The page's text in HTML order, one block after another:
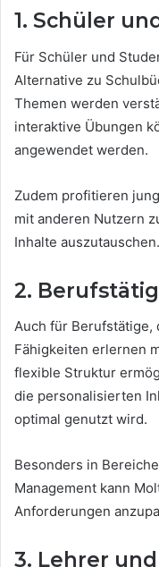
1. Schüler
Für Schüler und
Alternative zu
Themen werden
interaktive Übungen
angewendet werden.
Zudem profitieren
mit anderen Nutzern
Inhalte auszutauschen.
2.
Auch für
Fähigkeiten erlernen
flexible Struktur
die personalisierten
optimal genutzt wird.
Besonders in
Management kann
Anforderungen
3. Lehrer